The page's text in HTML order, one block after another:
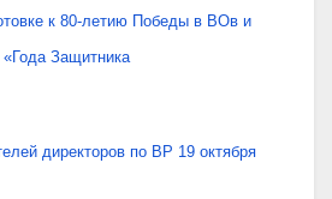
к 80-летию Победы в ВОв и
Защитника
директоров по ВР 19 октября